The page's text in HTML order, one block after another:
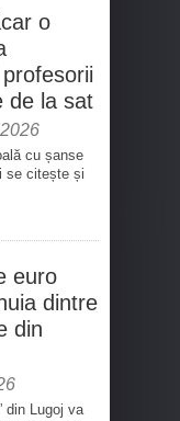
o
de la sat
cu șanse
se citește și
euro
dintre
din
din Lugoj va